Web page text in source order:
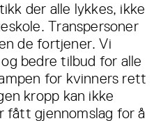
der alle lykkes, ikke
Transpersoner
de fortjener. Vi
bedre tilbud for alle
for kvinners rett
kropp kan ikke
fått gjennomslag for å